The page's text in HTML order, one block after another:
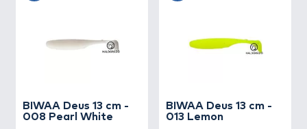
BIWAA Deus 13 cm -
008 Pearl White
BIWAA Deus 13 cm -
013 Lemon